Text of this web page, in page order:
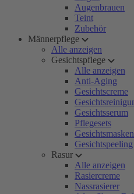
Augenbrauen
Teint
Zubehör
Männerpflege
Alle anzeigen
Gesichtspflege
Alle anzeigen
Anti-Aging
Gesichtscreme
Gesichtsserum
Pflegesets
Gesichtsmasken
Gesichtspeeling
Rasur
Alle anzeigen
Rasiercreme
Nassrasierer